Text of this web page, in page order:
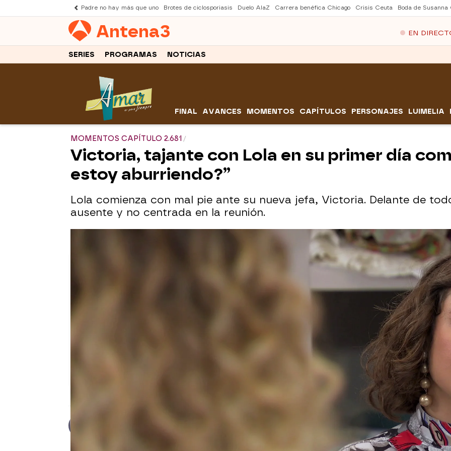
Padre no hay más que uno Brotes de ciclosporiasis Duelo AlaZ Carrera benéfica Chicago Crisis Ceuta Boda de Susanna
Antena3 EN
SERIES PROGRAMAS NOTICIAS
FINAL AVANCES MOMENTOS CAPÍTULOS PERSONAJES LUIMELIA
MOMENTOS CAPÍTULO 2.681
Victoria, tajante con Lola en su primer día
estoy aburriendo?”
Lola comienza con mal pie ante su nueva jefa, Victoria. Delante de
ausente y no centrada en la reunión.
Victoria y Diana viven su amor en secreto: “Brindemos por nuestro futuro”
WhatsappFacebook
X